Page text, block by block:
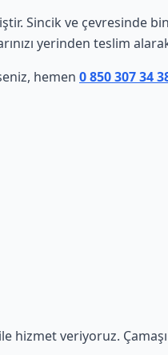
Sincik ve çevresinde
yerinden teslim
hemen 0 850 307 34
veriyoruz.